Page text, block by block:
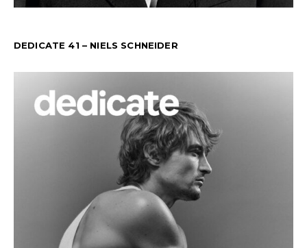
DEDICATE 41 – NIELS SCHNEIDER